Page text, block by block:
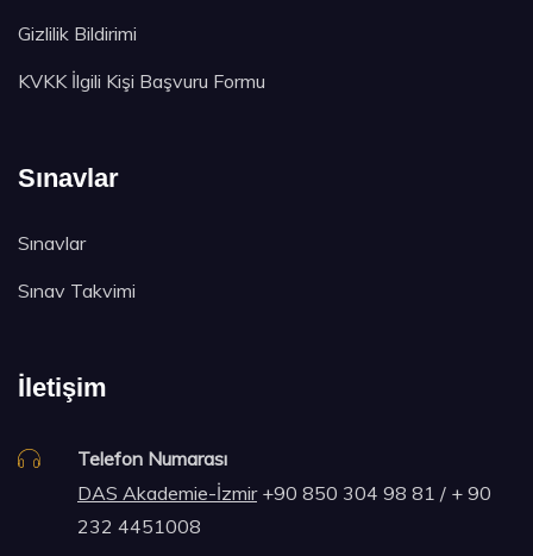
Gizlilik Bildirimi
KVKK İlgili Kişi Başvuru Formu
Sınavlar
Sınavlar
Sınav Takvimi
İletişim
Telefon Numarası
DAS Akademie-İzmir+90 850 304 98 81 / + 90
232 4451008